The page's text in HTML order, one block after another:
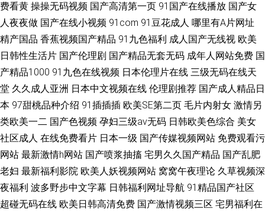
费看黄 操操无码视频 国产高清第一页 91国产在线播放 国产女
人夜夜做 国产在线小视频 91com 91豆花成人 哪里有A片网址
精产国品 香蕉视频国产精品 91九色福利 成人国产无线视 欧美
日韩性生活片 国产伦理剧 国产精品无套无码 成年人网站免费 国
产精品1000 91九色在线视频 日本伦理片在线 三级无码在线天
堂 久久成人亚洲 日本中文视频在线 伦理剧推荐 国产成人精品日
本 97甜桃品种介绍 91插插插 欧美SE第二页 毛片内射女 激情另
类欧美一二 国产色视频 孕妇三级av无码 日韩欧美色综合 美女
社区成人 在线免费看片 日本一级 国产传媒视频网站 免费观看污
网站 最新激情h网站 国产喷浆抽搐 宅男久久国产精品 国产乱肥
老妇 最新福利影院 欧美人妖视频网站 窝窝午夜理论 久草视频深
夜福利 波多野步中文字幕 日韩福利网址导航 91精品国产社区
超碰无码在线 欧美日韩高清免费 国产激情视频三区 宅男福利在